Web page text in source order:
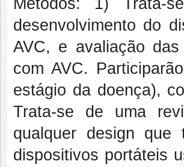
Métodos: 1) Trata-
desenvolvimento do
AVC, e avaliação
com AVC.
estágio da doença),
Trata-se de uma
qualquer design que
dispositivos portáteis